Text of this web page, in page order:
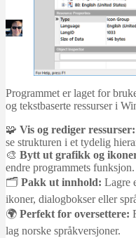
Martin Jørgensen
desember 14, 2025
Programmet er laget for
og tekstbaserte ressurser i
🧩 Vis og rediger ressurser:
se strukturen i et tydelig
🎨 Bytt ut grafikk og
endre programmets funksjon.
🗂️ Pakk ut innhold: Lagre
ikoner, dialogbokser eller
🌍 Perfekt for oversettere:
lag norske språkversjoner.